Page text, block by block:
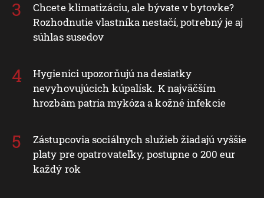
Chcete klimatizáciu, ale bývate v bytovke?
Rozhodnutie vlastníka nestačí, potrebný je aj
súhlas susedov
Hygienici upozorňujú na desiatky
nevyhovujúcich kúpalísk. K najväčším
hrozbám patria mykóza a kožné infekcie
Zástupcovia sociálnych služieb žiadajú vyššie
platy pre opatrovateľky, postupne o 200 eur
každý rok